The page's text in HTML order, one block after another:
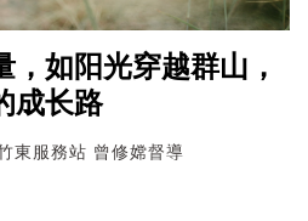
如阳光穿越群山，
成长路
東服務站 曾修嫦督導